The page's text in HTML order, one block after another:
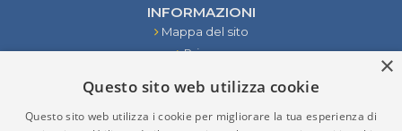
INFORMAZIONI
Mappa del sito
Privacy
Contattaci
×
Questo sito web utilizza cookie
Questo sito web utilizza i cookie per migliorare la tua esperienza di